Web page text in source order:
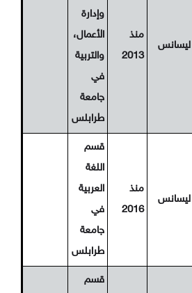
ليسانس
منذ
2013
وإدارة
الأعمال،
والتربية
في
جامعة
طرابلس
ليسانس
منذ
2016
قسم
اللغة
العربية
في
جامعة
طرابلس
قسم